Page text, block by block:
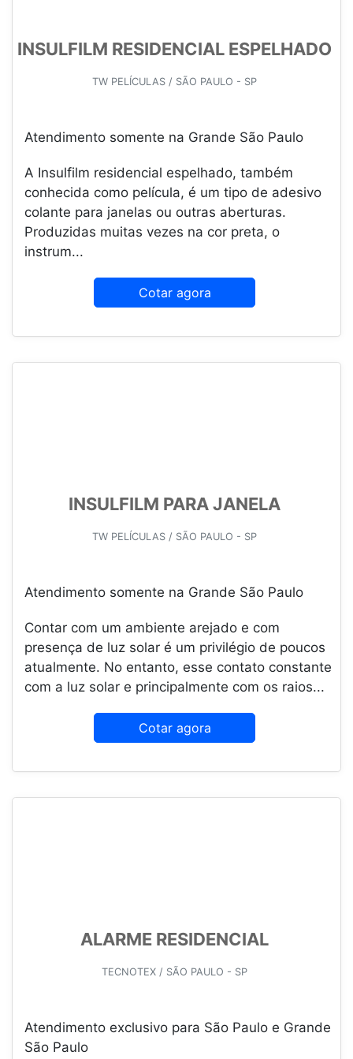
INSULFILM RESIDENCIAL ESPELHADO
TW PELÍCULAS / SÃO PAULO - SP
Atendimento somente na Grande São Paulo
A Insulfilm residencial espelhado, também
conhecida como película, é um tipo de adesivo
colante para janelas ou outras aberturas.
Produzidas muitas vezes na cor preta, o
instrum...
Cotar agora
INSULFILM PARA JANELA
TW PELÍCULAS / SÃO PAULO - SP
Atendimento somente na Grande São Paulo
Contar com um ambiente arejado e com
presença de luz solar é um privilégio de poucos
atualmente. No entanto, esse contato constante
com a luz solar e principalmente com os raios...
Cotar agora
ALARME RESIDENCIAL
TECNOTEX / SÃO PAULO - SP
Atendimento exclusivo para São Paulo e Grande
São Paulo